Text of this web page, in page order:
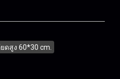
ดสูง 60*30 cm.